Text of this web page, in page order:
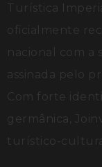
Turística
oficialmente
nacional com a
assinada pelo
Com forte
germânica,
turístico-